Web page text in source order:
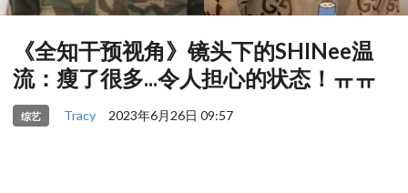
《全知干预视角》镜头下的SHINee温
流：瘦了很多...令人担心的状态！ㅠㅠ
综艺 Tracy 2023年6月26日 09:57